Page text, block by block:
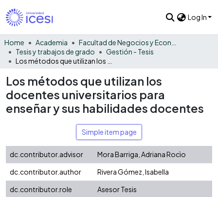
Log In
Home Academia
Tesis y trabajos de grado
Gestión - Tesis
Los métodos que utilizan los
docentes universitarios para
enseñar y sus habilidades docentes
Simple item page
dc.contributor.advisor
Mora Barriga, Adriana Rocìo
dc.contributor.author
Rivera Gómez, Isabella
dc.contributor.role
Asesor Tesis